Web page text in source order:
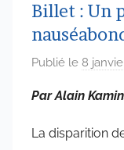
Billet : Un
Publié le 8
Par Alain
La disparition